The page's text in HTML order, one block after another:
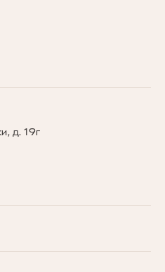
TENET
д. 19г